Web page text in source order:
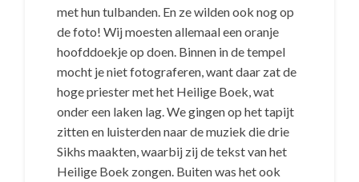
met hun tulbanden. En ze wilden ook nog op
de foto! Wij moesten allemaal een oranje
hoofddoekje op doen. Binnen in de tempel
mocht je niet fotograferen, want daar zat de
hoge priester met het Heilige Boek, wat
onder een laken lag. We gingen op het tapijt
zitten en luisterden naar de muziek die drie
Sikhs maakten, waarbij zij de tekst van het
Heilige Boek zongen. Buiten was het ook